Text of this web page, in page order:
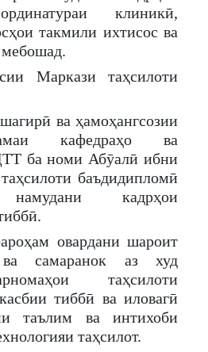
клиникӣ,
такмили ихтисос ва
мебошад.
Маркази таҳсилоти
ва ҳамоҳангсозии
кафедраҳо ва
ба номи Абӯалӣ ибни
баъдидипломӣ
кадрҳои
овардани шароит
самаранок аз худ
таҳсилоти
тиббӣ ва иловагӣ
таълим ва интихоби
таҳсилот.